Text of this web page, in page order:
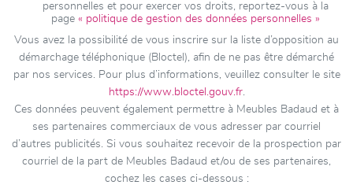
personnelles et pour exercer vos droits, reportez-vous à la
page « politique de gestion des données personnelles »
Vous avez la possibilité de vous inscrire sur la liste d’opposition au
démarchage téléphonique (Bloctel), afin de ne pas être démarché
par nos services. Pour plus d’informations, veuillez consulter le site
https://www.bloctel.gouv.fr.
Ces données peuvent également permettre à Meubles Badaud et à
ses partenaires commerciaux de vous adresser par courriel
d’autres publicités. Si vous souhaitez recevoir de la prospection par
courriel de la part de Meubles Badaud et/ou de ses partenaires,
cochez les cases ci-dessous :